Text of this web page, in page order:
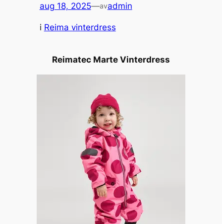
aug 18, 2025—avadmin
i Reima vinterdress
Reimatec Marte Vinterdress